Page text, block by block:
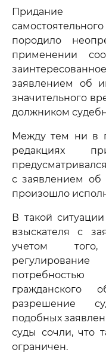
Придание
породило
применении
заявлением об
значительного
должником
Между тем ни в
редакциях
с заявлением об
произошло
В такой
взыскателя с
учетом того,
потребностью
гражданского
разрешение
подобных
суды сочли, что
ограничен.